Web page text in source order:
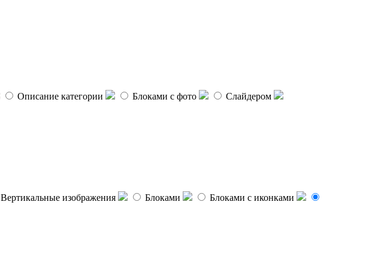
Описание категории Блоками с фото
Слайдером
Вертикальные изображения Блоками
Блоками с иконками